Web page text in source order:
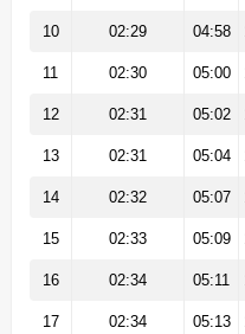
10 02:29 04:58
11 02:30 05:00
12 02:31 05:02
13 02:31 05:04
14 02:32 05:07
15 02:33 05:09
16 02:34 05:11
17 02:34 05:13